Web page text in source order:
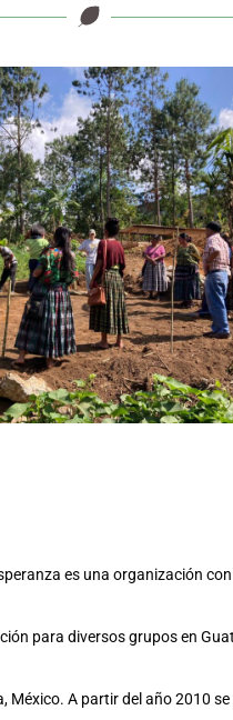
es una organización
para diversos grupos en
México. A partir del año 2010 se